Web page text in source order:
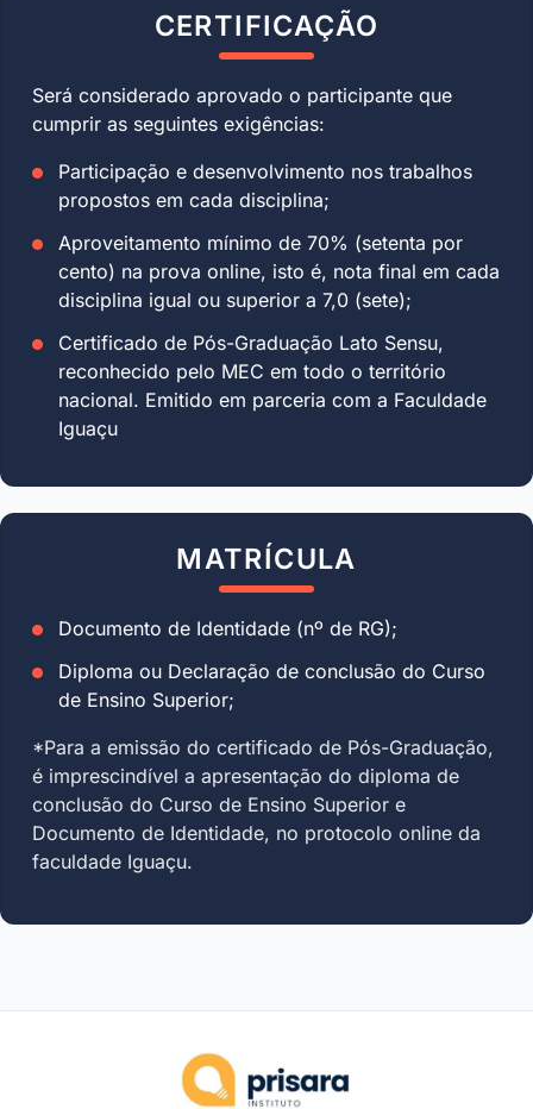
CERTIFICAÇÃO
Será considerado aprovado o participante que
cumprir as seguintes exigências:
Participação e desenvolvimento nos trabalhos
propostos em cada disciplina;
Aproveitamento mínimo de 70% (setenta por
cento) na prova online, isto é, nota final em cada
disciplina igual ou superior a 7,0 (sete);
Certificado de Pós-Graduação Lato Sensu,
reconhecido pelo MEC em todo o território
nacional. Emitido em parceria com a Faculdade
Iguaçu
MATRÍCULA
Documento de Identidade (nº de RG);
Diploma ou Declaração de conclusão do Curso
de Ensino Superior;
*Para a emissão do certificado de Pós-Graduação,
é imprescindível a apresentação do diploma de
conclusão do Curso de Ensino Superior e
Documento de Identidade, no protocolo online da
faculdade Iguaçu.